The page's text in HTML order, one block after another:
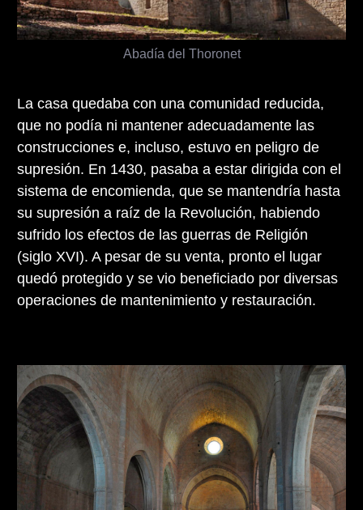
Abadía del Thoronet
La casa quedaba con una comunidad reducida,
que no podía ni mantener adecuadamente las
construcciones e, incluso, estuvo en peligro de
supresión. En 1430, pasaba a estar dirigida con el
sistema de encomienda, que se mantendría hasta
su supresión a raíz de la Revolución, habiendo
sufrido los efectos de las guerras de Religión
(siglo XVI). A pesar de su venta, pronto el lugar
quedó protegido y se vio beneficiado por diversas
operaciones de mantenimiento y restauración.